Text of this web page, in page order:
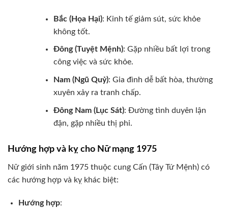
Bắc (Họa Hại): Kinh tế giảm sút, sức khỏe
không tốt.
Đông (Tuyệt Mệnh): Gặp nhiều bất lợi trong
công việc và sức khỏe.
Nam (Ngũ Quỷ): Gia đình dễ bất hòa, thường
xuyên xảy ra tranh chấp.
Đông Nam (Lục Sát): Đường tình duyên lận
đận, gặp nhiều thị phi.
Hướng hợp và kỵ cho Nữ mạng 1975
Nữ giới sinh năm 1975 thuộc cung Cấn (Tây Tứ Mệnh) có
các hướng hợp và kỵ khác biệt:
Hướng hợp: